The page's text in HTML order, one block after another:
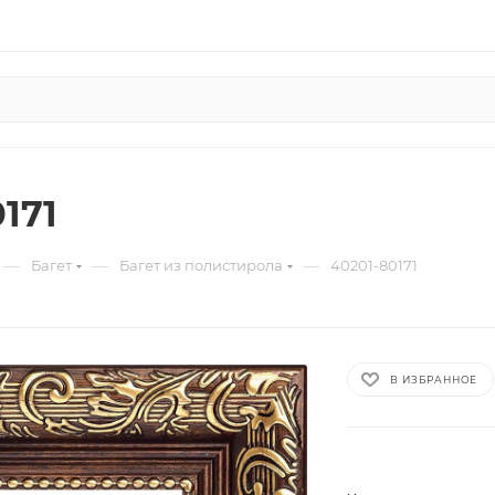
— Багет — Багет из полистирола — 40201-80171
В ИЗБРАННОЕ